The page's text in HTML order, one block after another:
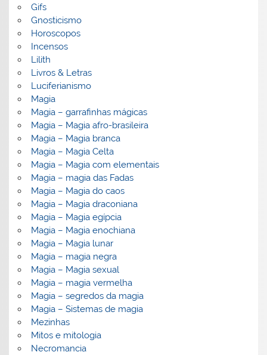
Gifs
Gnosticismo
Horoscopos
Incensos
Lilith
Livros & Letras
Luciferianismo
Magia
Magia – garrafinhas mágicas
Magia – Magia afro-brasileira
Magia – Magia branca
Magia – Magia Celta
Magia – Magia com elementais
Magia – magia das Fadas
Magia – Magia do caos
Magia – Magia draconiana
Magia – Magia egípcia
Magia – Magia enochiana
Magia – Magia lunar
Magia – magia negra
Magia – Magia sexual
Magia – magia vermelha
Magia – segredos da magia
Magia – Sistemas de magia
Mezinhas
Mitos e mitologia
Necromancia